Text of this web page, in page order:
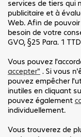
Découvrez
travail et
En savoir